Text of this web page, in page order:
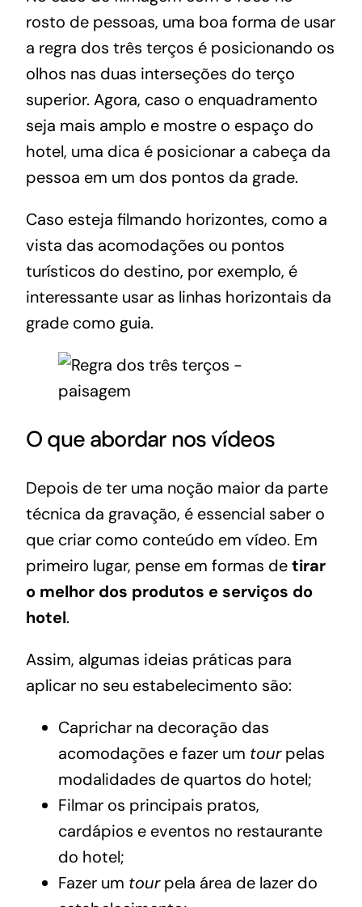
rosto de pessoas, uma boa forma de usar
a regra dos três terços é posicionando os
olhos nas duas interseções do terço
superior. Agora, caso o enquadramento
seja mais amplo e mostre o espaço do
hotel, uma dica é posicionar a cabeça da
pessoa em um dos pontos da grade.
Caso esteja filmando horizontes, como a
vista das acomodações ou pontos
turísticos do destino, por exemplo, é
interessante usar as linhas horizontais da
grade como guia.
O que abordar nos vídeos
Depois de ter uma noção maior da parte
técnica da gravação, é essencial saber o
que criar como conteúdo em vídeo. Em
primeiro lugar, pense em formas detirar
o melhor dos produtos e serviços do
hotel.
Assim, algumas ideias práticas para
aplicar no seu estabelecimento são:
Caprichar na decoração das
acomodações e fazer um tourpelas
modalidades de quartos do hotel;
Filmar os principais pratos,
cardápios e eventos no restaurante
do hotel;
Fazer um tourpela área de lazer do